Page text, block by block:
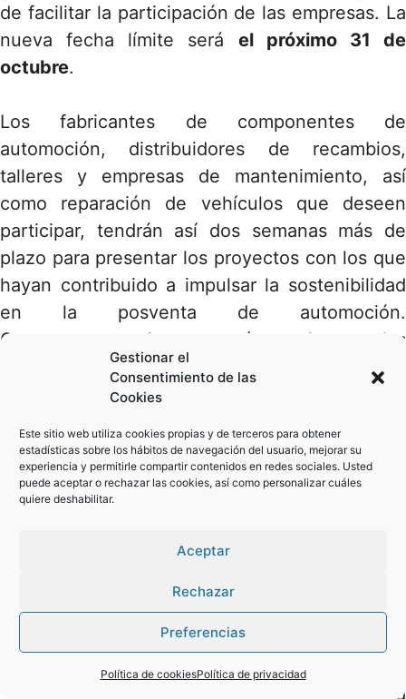
Gestionar el
Consentimiento de las
Cookies
Este sitio web utiliza cookies propias y de terceros para obtener
estadísticas sobre los hábitos de navegación del usuario, mejorar su
experiencia y permitirle compartir contenidos en redes sociales. Usted
puede aceptar o rechazar las cookies, así como personalizar cuáles
quiere deshabilitar.
Aceptar
Rechazar
Preferencias
Política de cookiesPolítica de privacidad
de facilitar la participación de las empresas. La
nueva fecha límite será el próximo 31 de
octubre.
Los fabricantes de componentes de
automoción, distribuidores de recambios,
talleres y empresas de mantenimiento, así
como reparación de vehículos que deseen
participar, tendrán así dos semanas más de
plazo para presentar los proyectos con los que
hayan contribuido a impulsar la sostenibilidad
en la posventa de automoción.
Concretamente, las categorías en las que las
empresas pueden inscribirse son:
iniciativas que generen un impacto
positivo en el empleo, la comunidad y
los consumidores.
proyectos vinculados al
aprovechamiento responsable de los
recursos naturales, la reducción de
emisiones y el impulso de la economía
circular.
: distinguirá